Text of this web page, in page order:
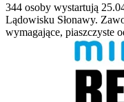
344 osoby wystartują
Lądowisku Słonawy.
wymagające, piaszczyste